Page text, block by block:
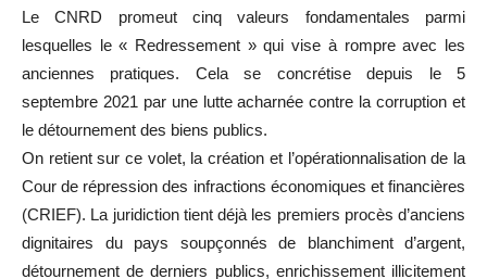
Le CNRD promeut cinq valeurs fondamentales parmi
lesquelles le « Redressement » qui vise à rompre avec les
anciennes pratiques. Cela se concrétise depuis le 5
septembre 2021 par une lutte acharnée contre la corruption et
le détournement des biens publics.
On retient sur ce volet, la création et l’opérationnalisation de la
Cour de répression des infractions économiques et financières
(CRIEF). La juridiction tient déjà les premiers procès d’anciens
dignitaires du pays soupçonnés de blanchiment d’argent,
détournement de derniers publics, enrichissement illicitement